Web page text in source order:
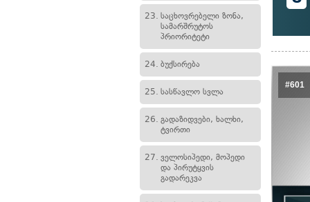
23. საცხოვრებელი ზონა,
სამარშრუტოს
პრიორიტეტი
24. ბუქსირება
25. სასწავლო სვლა
26. გადაზიდვები, ხალხი,
ტვირთი
27. ველოსიპედი, მოპედი
და პირუტყვის
გადარეკვა
#601